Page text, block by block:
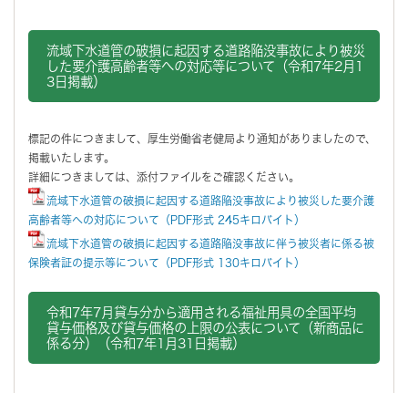
流域下水道管の破損に起因する道路陥没事故により被災
した要介護高齢者等への対応等について（令和7年2月1
3日掲載）
標記の件につきまして、厚生労働省老健局より通知がありましたので、
掲載いたします。
詳細につきましては、添付ファイルをご確認ください。
流域下水道管の破損に起因する道路陥没事故により被災した要介護
高齢者等への対応について（PDF形式 245キロバイト）
流域下水道管の破損に起因する道路陥没事故に伴う被災者に係る被
保険者証の提示等について（PDF形式 130キロバイト）
令和7年7月貸与分から適用される福祉用具の全国平均
貸与価格及び貸与価格の上限の公表について（新商品に
係る分）（令和7年1月31日掲載）